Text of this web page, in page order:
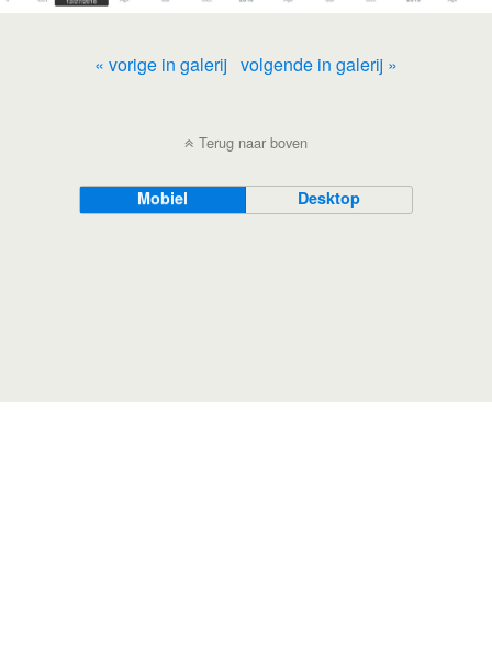
« vorige in galerij volgende in galerij »
Terug naar boven
Mobiel Desktop